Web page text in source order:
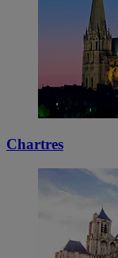
Chartres